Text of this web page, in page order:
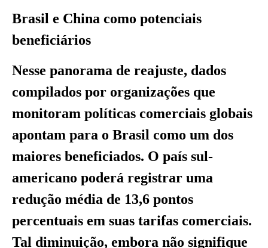
Brasil e China como potenciais
beneficiários
Nesse panorama de reajuste, dados
compilados por organizações que
monitoram políticas comerciais globais
apontam para o Brasil como um dos
maiores beneficiados. O país sul-
americano poderá registrar uma
redução média de 13,6 pontos
percentuais em suas tarifas comerciais.
Tal diminuição, embora não signifique